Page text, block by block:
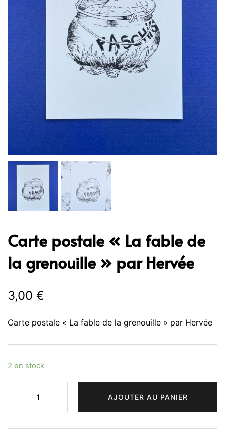
Carte postale « La fable de
la grenouille » par Hervée
3,00 €
Carte postale « La fable de la grenouille » par Hervée
2 en stock
Carte
postale
AJOUTER AU PANIER